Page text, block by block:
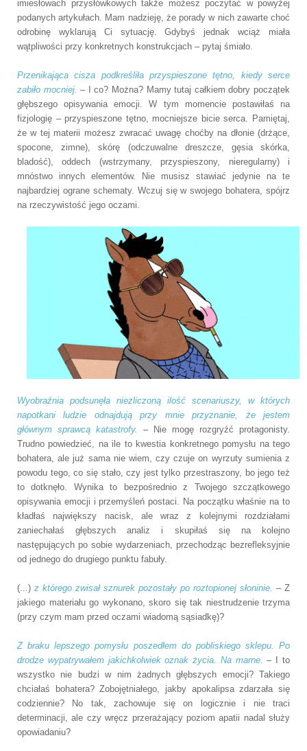
imiesłowach przysłówkowych także możesz poczytać w powyżej
podanych artykułach. Mam nadzieję, że porady w nich zawarte choć
odrobinę wyklarują Ci sytuację. Gdybyś jednak wciąż miała
wątpliwości przy konkretnych konstrukcjach – pytaj śmiało.
Przenikająca cisza podkreśliła przyspieszone tętno, kiedy serce
zabiło mocniej.– I co? Można? Mamy tutaj całkiem dobry początek
głębszego opisywania emocji. W tym momencie postawiłaś na
fizjologię – przyspieszone tętno, mocniejsze bicie serca. Pamiętaj,
że w tej materii możesz zwracać uwagę choćby na dłonie (drżące,
spocone, zimne), skórę (odczuwalne dreszcze, gęsia skórka,
bladość), oddech (wstrzymany, przyspieszony, nieregularny) i
mnóstwo innych elementów. Nie musisz stawiać jedynie na te
najbardziej ograne schematy. Wczuj się w swojego bohatera, spójrz
na rzeczywistość jego oczami.
Wyobraźnia podsunęła niezliczoną ilość scenariuszy, w których
napotkani ludzie odnajdują przy mnie przyznanie, że jestem
głównym sprawcą katastrofy. – Nie mogę rozgryźć protagonisty.
Trudno powiedzieć, na ile to kwestia konkretnego pomysłu na tego
bohatera, ale już sama nie wiem, czy czuje on wyrzuty sumienia z
powodu tego, co się stało, czy jest tylko przestraszony, bo jego też
to dotknęło. Wynika to bezpośrednio z Twojego szczątkowego
opisywania emocji i przemyśleń postaci. Na początku właśnie na to
kładłaś największy nacisk, ale wraz z kolejnymi rozdziałami
zaniechałaś głębszych analiz i skupiłaś się na kolejno
następujących po sobie wydarzeniach, przechodząc bezrefleksyjnie
od jednego do drugiego punktu fabuły.
(...) z którego zwisał sznurek pozostały po roztopionej słoninie. – Z
jakiego materiału go wykonano, skoro się tak niestrudzenie trzyma
(przy czym mam przed oczami wiadomą sąsiadkę)?
Z braku lepszego pomysłu poszedłem do pobliskiego sklepu. Po
drodze wypatrywałem jakichkolwiek oznak życia. Na marne.– I to
wszystko nie budzi w nim żadnych głębszych emocji? Takiego
chciałaś bohatera? Zobojętniałego, jakby apokalipsa zdarzała się
codziennie? No tak, zachowuje się on logicznie i nie traci
determinacji, ale czy wręcz przerażający poziom apatii nadal służy
opowiadaniu?